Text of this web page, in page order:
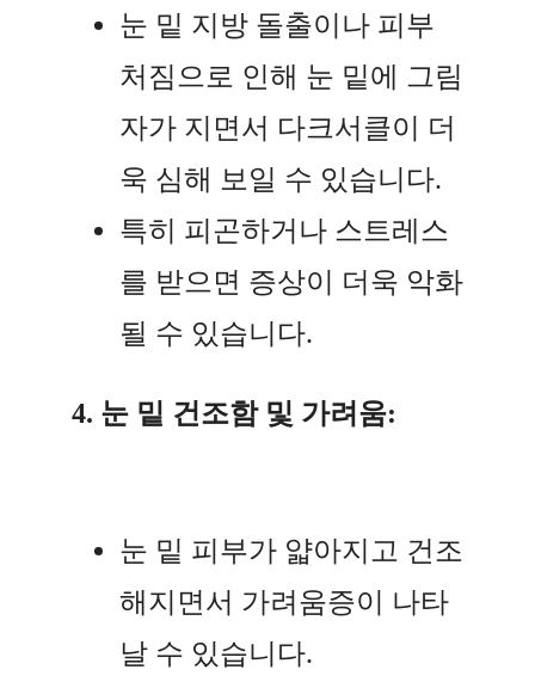
눈 밑 지방 돌출이나 피부
처짐으로 인해 눈 밑에 그림
자가 지면서 다크서클이 더
욱 심해 보일 수 있습니다.
특히 피곤하거나 스트레스
를 받으면 증상이 더욱 악화
될 수 있습니다.
4. 눈 밑 건조함 및 가려움:
눈 밑 피부가 얇아지고 건조
해지면서 가려움증이 나타
날 수 있습니다.